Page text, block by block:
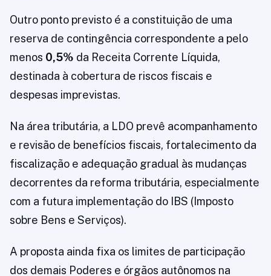
Outro ponto previsto é a constituição de uma
reserva de contingência correspondente a pelo
menos 0,5% da Receita Corrente Líquida,
destinada à cobertura de riscos fiscais e
despesas imprevistas.
Na área tributária, a LDO prevê acompanhamento
e revisão de benefícios fiscais, fortalecimento da
fiscalização e adequação gradual às mudanças
decorrentes da reforma tributária, especialmente
com a futura implementação do IBS (Imposto
sobre Bens e Serviços).
A proposta ainda fixa os limites de participação
dos demais Poderes e órgãos autônomos na